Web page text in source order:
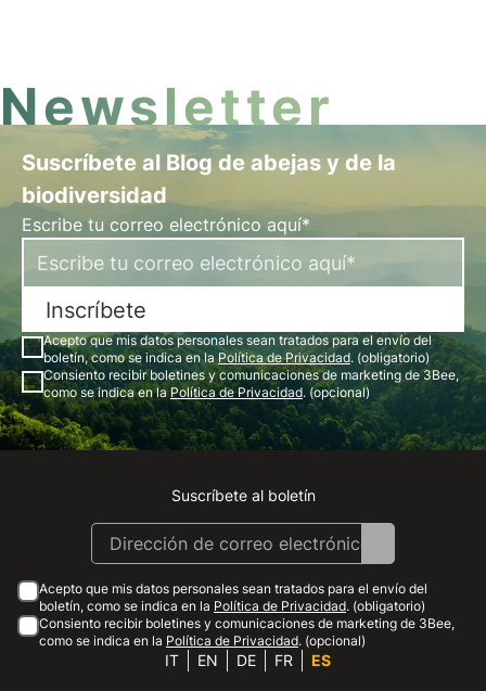
Newsletter
Suscríbete al Blog de abejas y de la
biodiversidad
Escribe tu correo electrónico aquí*
Inscríbete
Acepto que mis datos personales sean tratados para el envío del
boletín, como se indica en laPolítica de Privacidad. (obligatorio)
Consiento recibir boletines y comunicaciones de marketing de 3Bee,
como se indica en laPolítica de Privacidad. (opcional)
Instagram
Facebook
Linkedin
Youtube
Suscríbete al boletín
Acepto que mis datos personales sean tratados para el envío del
boletín, como se indica en la Política de Privacidad. (obligatorio)
Consiento recibir boletines y comunicaciones de marketing de 3Bee,
como se indica en la Política de Privacidad. (opcional)
IT EN DE FR ES